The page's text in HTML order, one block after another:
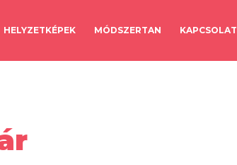
HELYZETKÉPEK MÓDSZERTAN KAPCSOLAT